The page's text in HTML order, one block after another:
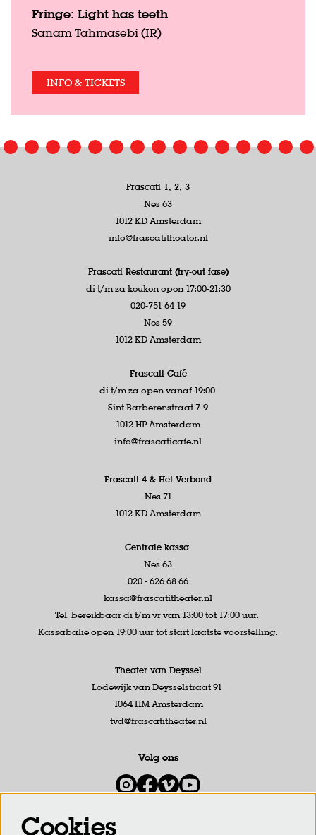
Fringe: Light has teeth
Sanam Tahmasebi (IR)
INFO & TICKETS
Frascati 1, 2, 3
Nes 63
1012 KD Amsterdam
info@frascatitheater.nl
Frascati Restaurant (try-out fase)
di t/m za keuken open 17:00-21:30
020-751 64 19
Nes 59
1012 KD Amsterdam
Frascati Café
di t/m za open vanaf 19:00
Sint Barberenstraat 7-9
1012 HP Amsterdam
info@frascaticafe.nl
Frascati 4 & Het Verbond
Nes 71
1012 KD Amsterdam
Centrale kassa
Nes 63
020 - 626 68 66
kassa@frascatitheater.nl
Tel. bereikbaar di t/m vr van 13:00 tot 17:00 uur.
Kassabalie open 19:00 uur tot start laatste voorstelling.
Theater van Deyssel
Lodewijk van Deysselstraat 91
1064 HM Amsterdam
tvd@frascatitheater.nl
Volg ons
Meld je aan voor de nieuwsbrief
Cookies